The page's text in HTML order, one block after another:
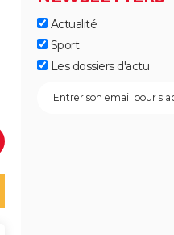
Actualité
Sport
Les dossiers d'actu